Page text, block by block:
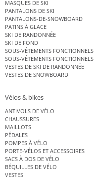
MASQUES DE SKI
PANTALONS DE SKI
PANTALONS-DE-SNOWBOARD
PATINS À GLACE
SKI DE RANDONNÉE
SKI DE FOND
SOUS-VÊTEMENTS FONCTIONNELS
SOUS-VÊTEMENTS FONCTIONNELS
VESTES DE SKI DE RANDONNÉE
VESTES DE SNOWBOARD
Vélos & bikes
ANTIVOLS DE VÉLO
CHAUSSURES
MAILLOTS
PÉDALES
POMPES À VÉLO
PORTE-VÉLOS ET ACCESSOIRES
SACS À DOS DE VÉLO
BÉQUILLES DE VÉLO
VESTES